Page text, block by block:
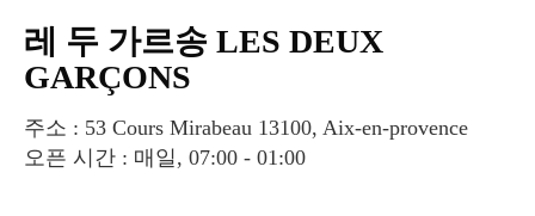
레 두 가르송 LES DEUX
GARÇONS
주소 : 53 Cours Mirabeau 13100, Aix-en-provence
오픈 시간 : 매일, 07:00 - 01:00